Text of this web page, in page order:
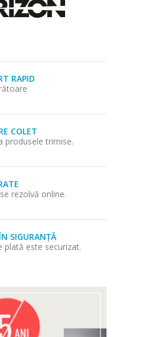
RAPID
COLET
produsele trimise.
rezolvă online.
SIGURANȚĂ
plată este securizat.